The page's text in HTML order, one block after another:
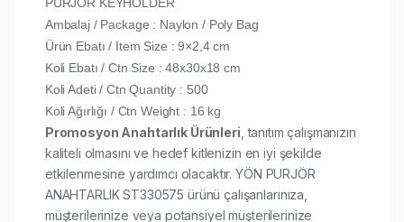
Ambalaj / Package : Naylon / Poly Bag
Ürün Ebatı / Item Size : 9×2,4 cm
Koli Ebatı / Ctn Size : 48x30x18 cm
Koli Adeti / Ctn Quantity : 500
Koli Ağırlığı / Ctn Weight : 16 kg
Promosyon Anahtarlık Ürünleri , tanıtım çalışmanızın
kaliteli olmasını ve hedef kitlenizin en iyi şekilde
etkilenmesine yardımcı olacaktır. YÖN PURJÖR
ANAHTARLIK ST330575 ürünü çalışanlarınıza,
müşterilerinize veya potansiyel müşterilerinize